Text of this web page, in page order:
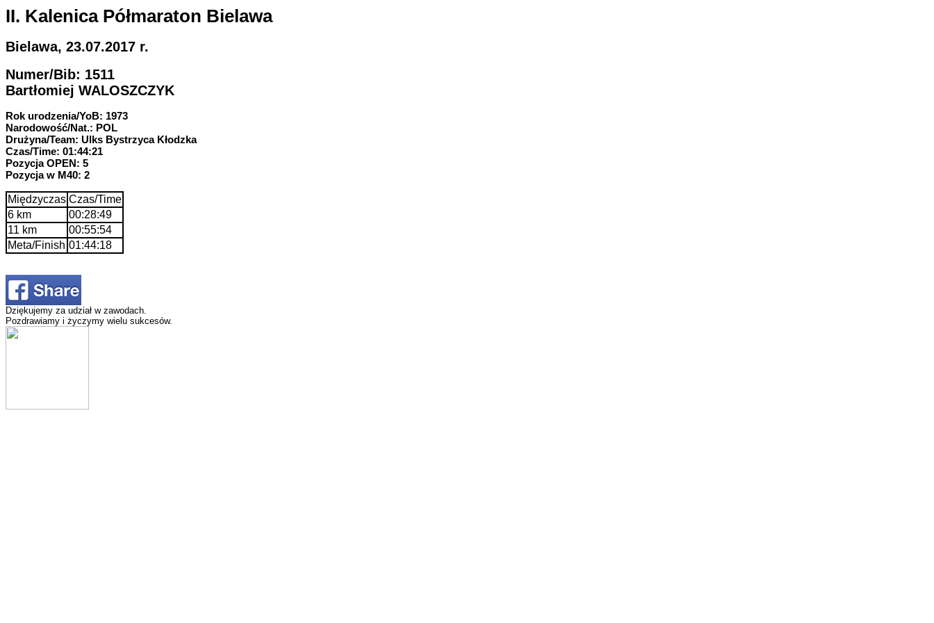
II. Kalenica Półmaraton Bielawa
Bielawa, 23.07.2017 r.
Numer/Bib: 1511
Bartłomiej WALOSZCZYK
Rok urodzenia/YoB: 1973
Narodowość/Nat.: POL
Drużyna/Team: Ulks Bystrzyca Kłodzka
Czas/Time: 01:44:21
Pozycja OPEN: 5
Pozycja w M40: 2
Międzyczas Czas/Time
6 km
00:28:49
11 km
00:55:54
Meta/Finish 01:44:18
Dziękujemy za udział w zawodach.
Pozdrawiamy i życzymy wielu sukcesów.